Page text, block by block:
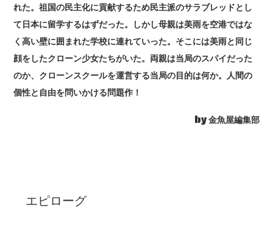
れた。祖国の民主化に貢献するため民主派のサラブレッドとし
て日本に留学するはずだった。しかし母親は美雨を空港ではな
く高い壁に囲まれた学校に連れていった。そこには美雨と同じ
顔をしたクローン少女たちがいた。両親は当局のスパイだった
のか、クローンスクールを運営する当局の目的は何か。人間の
個性と自由を問いかける問題作！
by 金魚屋編集部
エピローグ